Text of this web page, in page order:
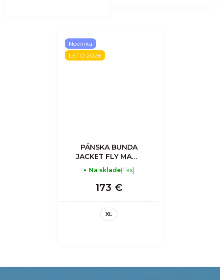
Novinka
LETO 2026
PÁNSKA BUNDA
JACKET FLY MAN -
SLATE
Na sklade(1 ks)
173 €
XL